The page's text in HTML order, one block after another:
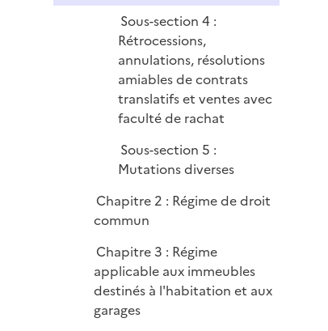
Sous-section 4 :
Rétrocessions,
annulations, résolutions
amiables de contrats
translatifs et ventes avec
faculté de rachat
Sous-section 5 :
Mutations diverses
Chapitre 2 : Régime de droit
commun
Chapitre 3 : Régime
applicable aux immeubles
destinés à l'habitation et aux
garages